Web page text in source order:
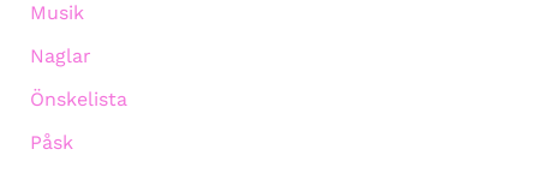
Musik
Naglar
Önskelista
Påsk